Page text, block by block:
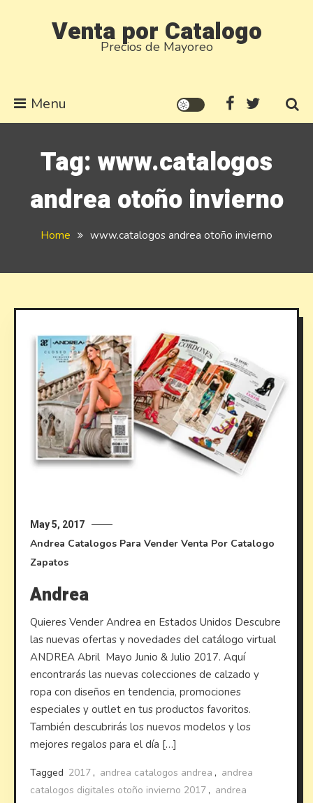
Venta por Catalogo
Precios de Mayoreo
Menu
Tag: www.catalogos
andrea otoño invierno
Home www.catalogos andrea otoño invierno
May 5, 2017
Andrea Catalogos Para Vender Venta Por Catalogo
Zapatos
Andrea
Quieres Vender Andrea en Estados Unidos Descubre
las nuevas ofertas y novedades del catálogo virtual
ANDREA Abril Mayo Junio & Julio 2017. Aquí
encontrarás las nuevas colecciones de calzado y
ropa con diseños en tendencia, promociones
especiales y outlet en tus productos favoritos.
También descubrirás los nuevos modelos y los
mejores regalos para el día […]
Tagged 2017 , andrea catalogos andrea , andrea
catalogos digitales otoño invierno 2017 , andrea